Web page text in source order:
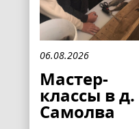
06.08.2026
Мастер-
классы в д.
Самолва